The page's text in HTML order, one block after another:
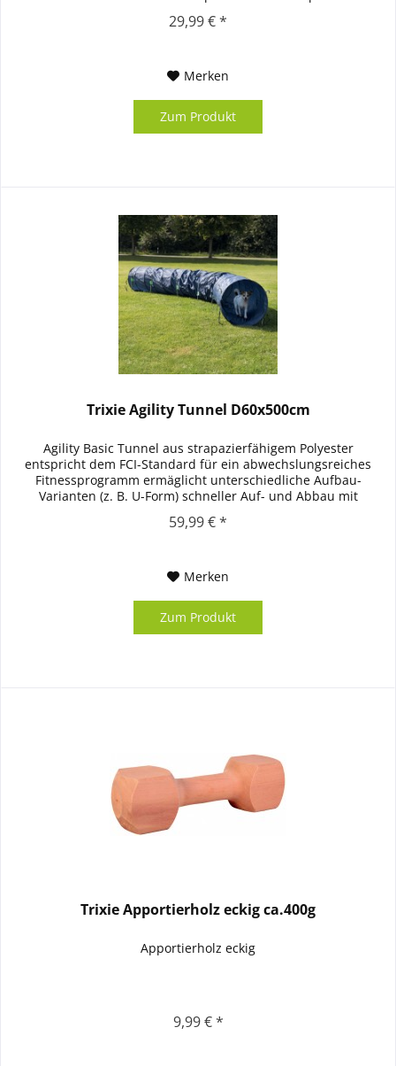
29,99 € *
Merken
Zum Produkt
Trixie Agility Tunnel D60x500cm
Agility Basic Tunnel aus strapazierfähigem Polyester
entspricht dem FCI-Standard für ein abwechslungsreiches
Fitnessprogramm ermäglicht unterschiedliche Aufbau-
Varianten (z. B. U-Form) schneller Auf- und Abbau mit
59,99 € *
Merken
Zum Produkt
Trixie Apportierholz eckig ca.400g
Apportierholz eckig
9,99 € *